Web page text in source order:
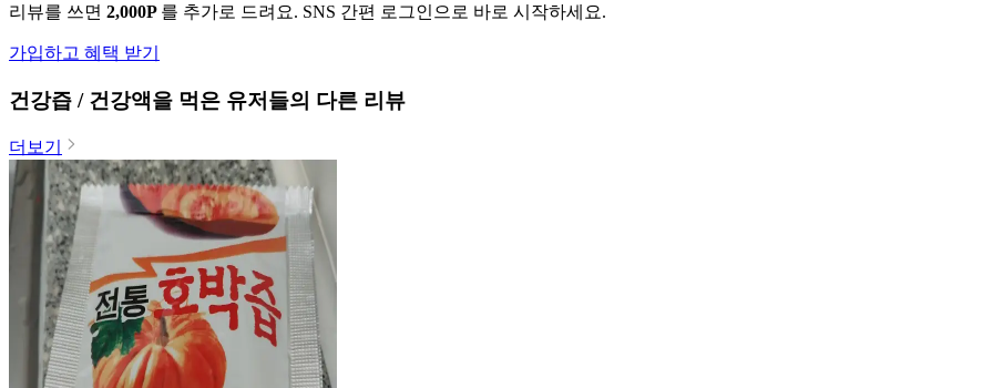
리뷰를 쓰면 2,000P 를 추가로 드려요. SNS 간편 로그인으로 바로 시작하세요.
가입하고 혜택 받기
건강즙 / 건강액을 먹은 유저들의 다른 리뷰
더보기